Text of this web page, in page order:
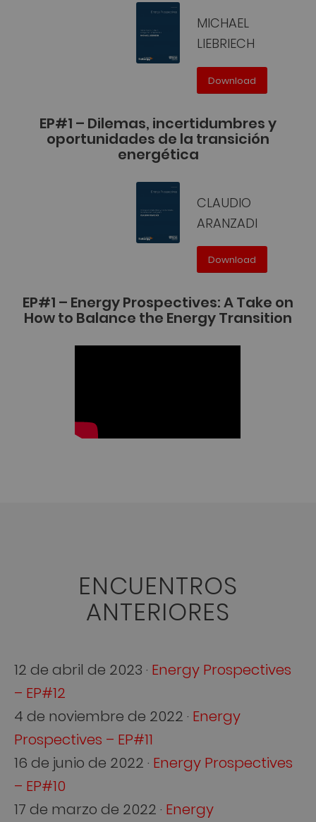
MICHAEL
LIEBRIECH
Download
EP#1 – Dilemas, incertidumbres y
oportunidades de la transición
energética
CLAUDIO
ARANZADI
Download
EP#1 – Energy Prospectives: A Take on
How to Balance the Energy Transition
ENCUENTROS
ANTERIORES
12 de abril de 2023 · Energy Prospectives
– EP#12
4 de noviembre de 2022 · Energy
Prospectives – EP#11
16 de junio de 2022 · Energy Prospectives
– EP#10
17 de marzo de 2022 · Energy